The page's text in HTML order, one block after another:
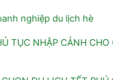
nghiệp du lịch hè
TỤC NHẬP CẢNH CHO